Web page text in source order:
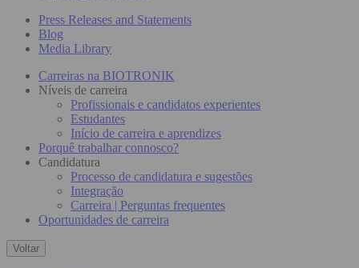
Press Releases and Statements
Blog
Media Library
Carreiras na BIOTRONIK
Níveis de carreira
Profissionais e candidatos experientes
Estudantes
Início de carreira e aprendizes
Porquê trabalhar connosco?
Candidatura
Processo de candidatura e sugestões
Integração
Carreira | Perguntas frequentes
Oportunidades de carreira
Voltar